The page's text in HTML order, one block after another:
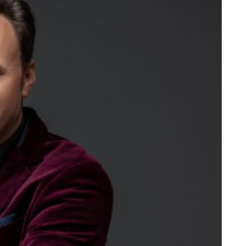
флористика"
"Дивосвіт"
мрії"